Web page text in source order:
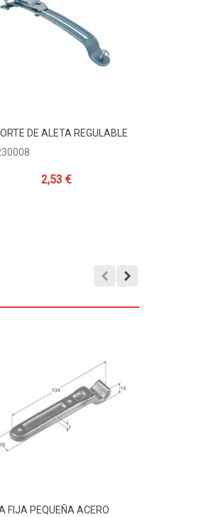
Añadir Al Carrito
DE ALETA REGULABLE
2,53 €
Añadir Al Carrito
FIJA PEQUEÑA ACERO